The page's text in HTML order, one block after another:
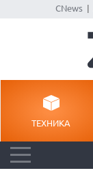
CNews|
ТЕХНИКА